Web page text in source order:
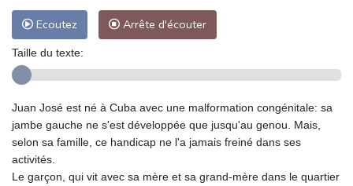
Ecoutez Arrête d'écouter
Taille du texte:
Juan José est né à Cuba avec une malformation congénitale: sa
jambe gauche ne s'est développée que jusqu'au genou. Mais,
selon sa famille, ce handicap ne l'a jamais freiné dans ses
activités.
Le garçon, qui vit avec sa mère et sa grand-mère dans le quartier